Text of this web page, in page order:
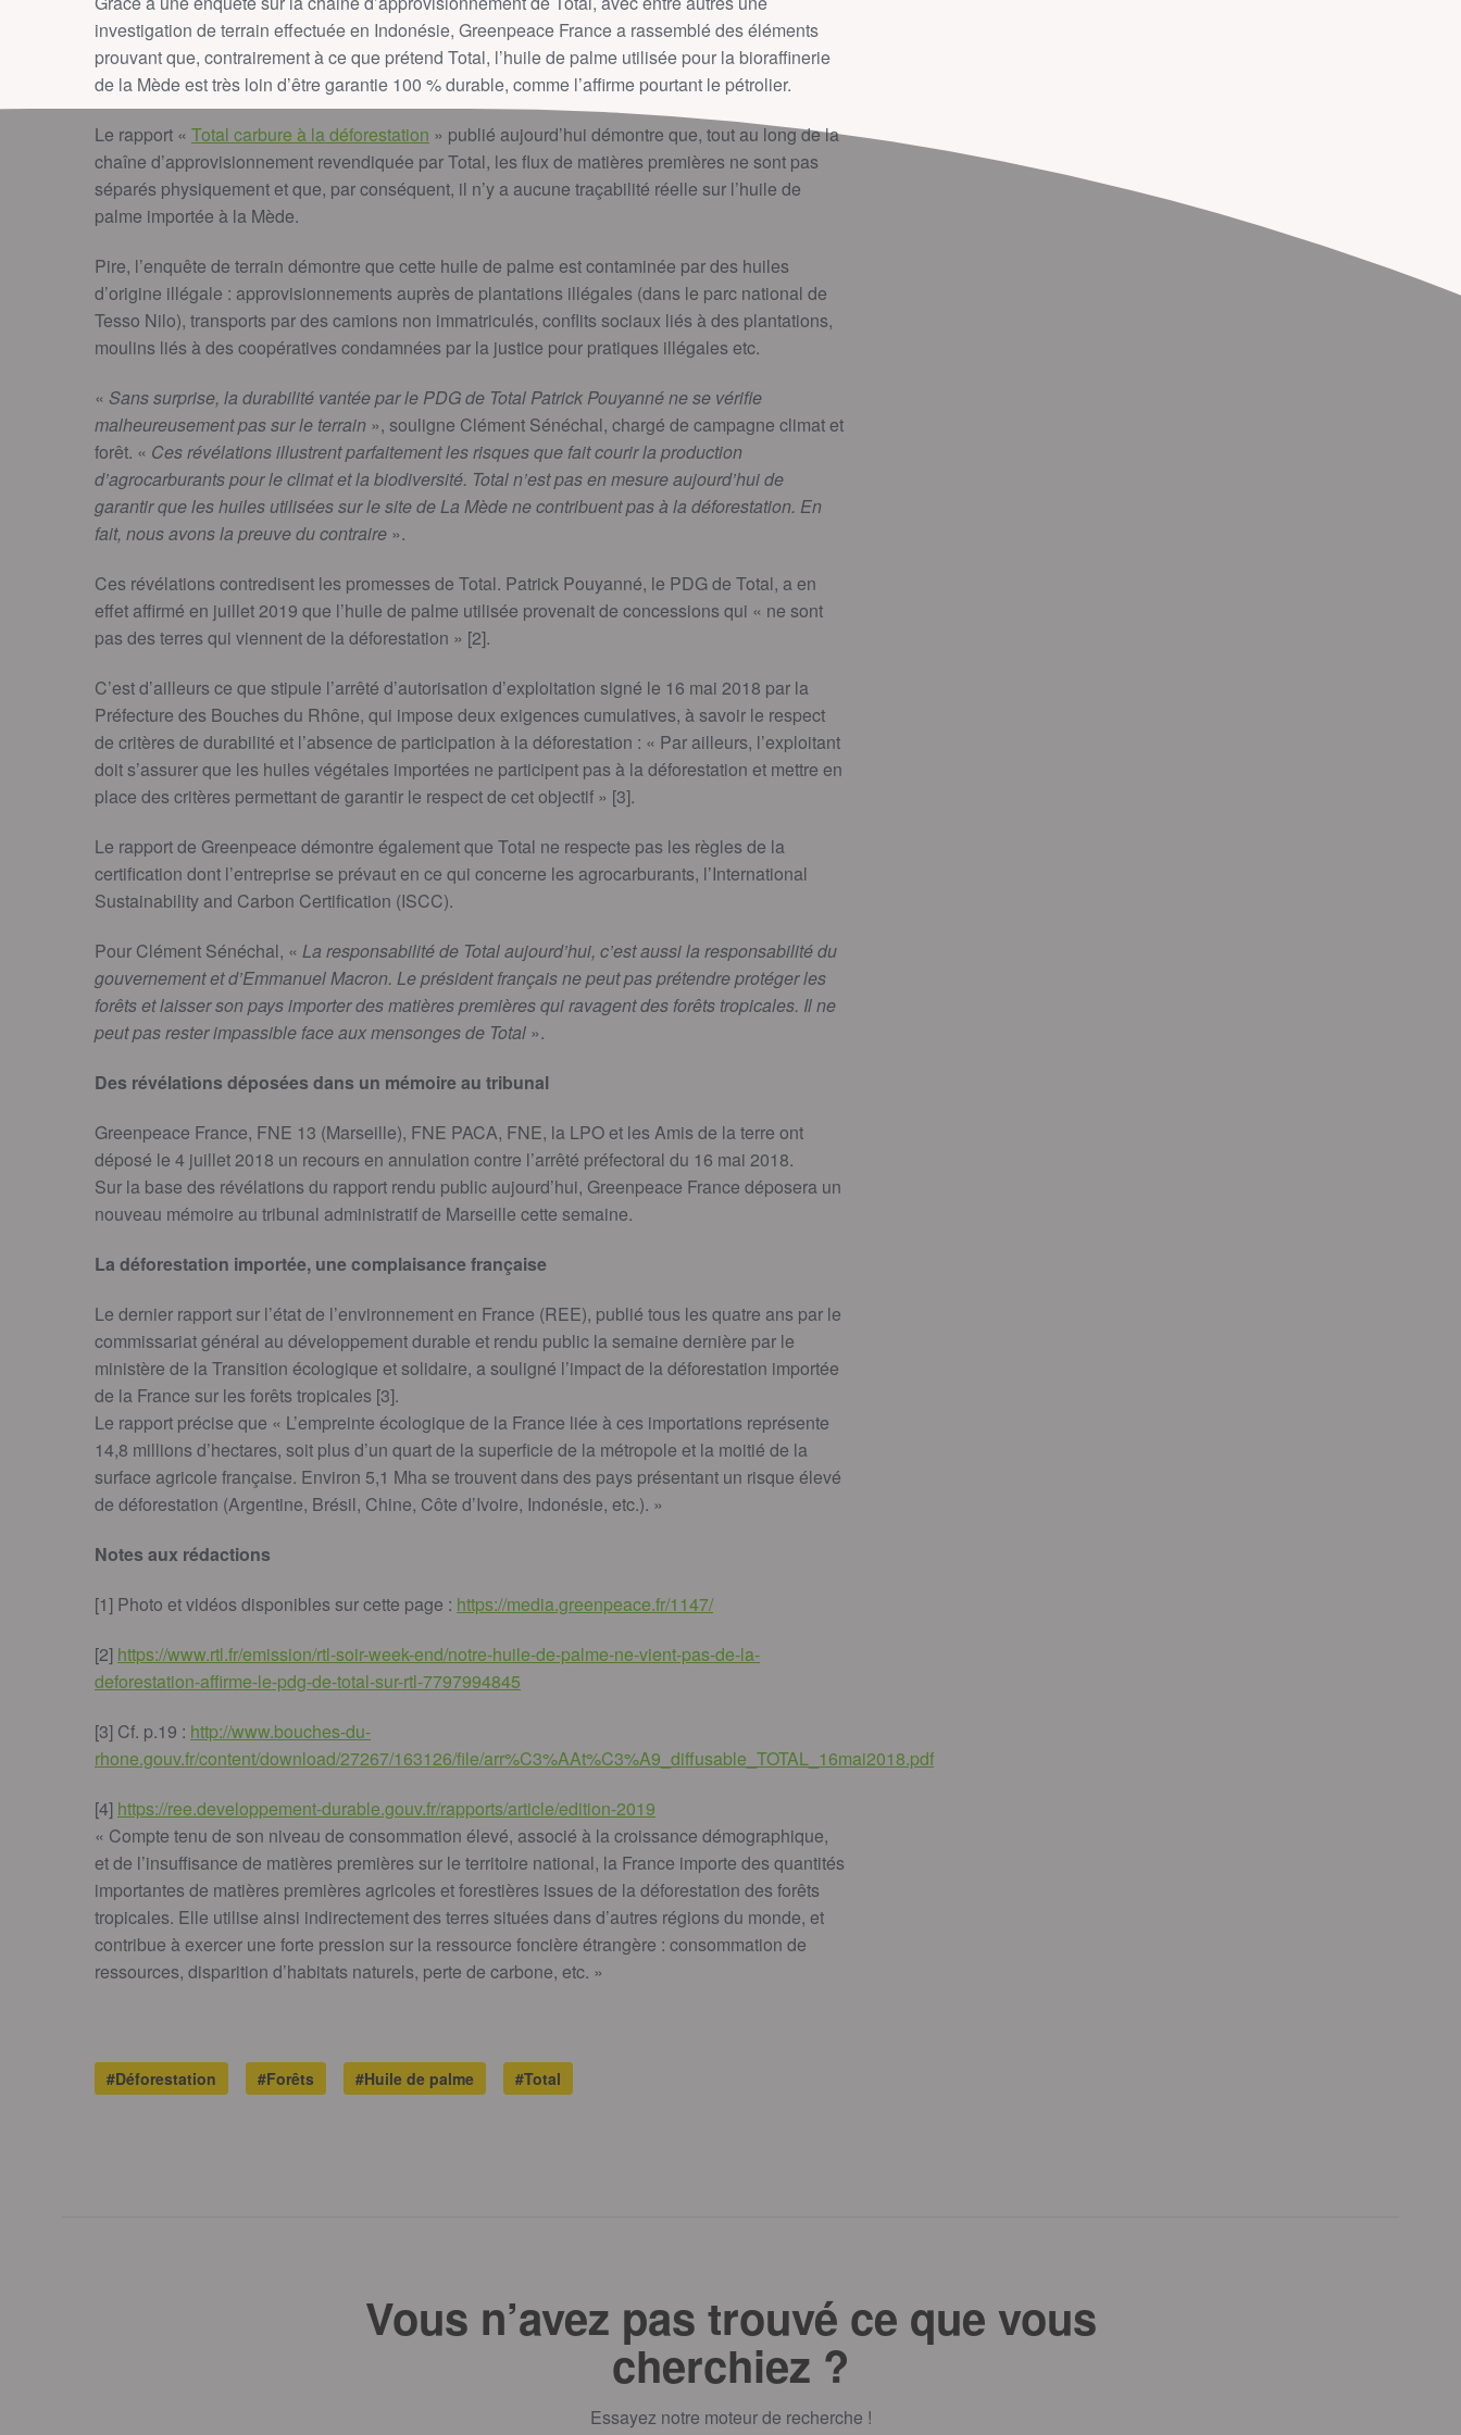
investigation de terrain effectuée en Indonésie, Greenpeace France a rassemblé des éléments
prouvant que, contrairement à ce que prétend Total, l’huile de palme utilisée pour la bioraffinerie
de la Mède est très loin d’être garantie 100 % durable, comme l’affirme pourtant le pétrolier.
Le rapport « Total carbure à la déforestation » publié aujourd’hui démontre que, tout au long de la
chaîne d’approvisionnement revendiquée par Total, les flux de matières premières ne sont pas
séparés physiquement et que, par conséquent, il n’y a aucune traçabilité réelle sur l’huile de
palme importée à la Mède.
Pire, l’enquête de terrain démontre que cette huile de palme est contaminée par des huiles
d’origine illégale : approvisionnements auprès de plantations illégales (dans le parc national de
Tesso Nilo), transports par des camions non immatriculés, conflits sociaux liés à des plantations,
moulins liés à des coopératives condamnées par la justice pour pratiques illégales etc.
« Sans surprise, la durabilité vantée par le PDG de Total Patrick Pouyanné ne se vérifie
malheureusement pas sur le terrain », souligne Clément Sénéchal, chargé de campagne climat et
forêt. « Ces révélations illustrent parfaitement les risques que fait courir la production
d’agrocarburants pour le climat et la biodiversité. Total n’est pas en mesure aujourd’hui de
garantir que les huiles utilisées sur le site de La Mède ne contribuent pas à la déforestation. En
fait, nous avons la preuve du contraire ».
Ces révélations contredisent les promesses de Total. Patrick Pouyanné, le PDG de Total, a en
effet affirmé en juillet 2019 que l’huile de palme utilisée provenait de concessions qui « ne sont
pas des terres qui viennent de la déforestation » [2].
C’est d’ailleurs ce que stipule l’arrêté d’autorisation d’exploitation signé le 16 mai 2018 par la
Préfecture des Bouches du Rhône, qui impose deux exigences cumulatives, à savoir le respect
de critères de durabilité et l’absence de participation à la déforestation : « Par ailleurs, l’exploitant
doit s’assurer que les huiles végétales importées ne participent pas à la déforestation et mettre en
place des critères permettant de garantir le respect de cet objectif » [3].
Le rapport de Greenpeace démontre également que Total ne respecte pas les règles de la
certification dont l’entreprise se prévaut en ce qui concerne les agrocarburants, l’International
Sustainability and Carbon Certification (ISCC).
Pour Clément Sénéchal, « La responsabilité de Total aujourd’hui, c’est aussi la responsabilité du
gouvernement et d’Emmanuel Macron. Le président français ne peut pas prétendre protéger les
forêts et laisser son pays importer des matières premières qui ravagent des forêts tropicales. Il ne
peut pas rester impassible face aux mensonges de Total ».
Des révélations déposées dans un mémoire au tribunal
Greenpeace France, FNE 13 (Marseille), FNE PACA, FNE, la LPO et les Amis de la terre ont
déposé le 4 juillet 2018 un recours en annulation contre l’arrêté préfectoral du 16 mai 2018.
Sur la base des révélations du rapport rendu public aujourd’hui, Greenpeace France déposera un
nouveau mémoire au tribunal administratif de Marseille cette semaine.
La déforestation importée, une complaisance française
Le dernier rapport sur l’état de l’environnement en France (REE), publié tous les quatre ans par le
commissariat général au développement durable et rendu public la semaine dernière par le
ministère de la Transition écologique et solidaire, a souligné l’impact de la déforestation importée
de la France sur les forêts tropicales [3].
Le rapport précise que « L’empreinte écologique de la France liée à ces importations représente
14,8 millions d’hectares, soit plus d’un quart de la superficie de la métropole et la moitié de la
surface agricole française. Environ 5,1 Mha se trouvent dans des pays présentant un risque élevé
de déforestation (Argentine, Brésil, Chine, Côte d’Ivoire, Indonésie, etc.). »
Notes aux rédactions
[1] Photo et vidéos disponibles sur cette page : https://media.greenpeace.fr/1147/
[2] https://www.rtl.fr/emission/rtl-soir-week-end/notre-huile-de-palme-ne-vient-pas-de-la-
deforestation-affirme-le-pdg-de-total-sur-rtl-7797994845
[3] Cf. p.19 : http://www.bouches-du-
rhone.gouv.fr/content/download/27267/163126/file/arr%C3%AAt%C3%A9_diffusable_TOTAL_16mai2018.pdf
[4] https://ree.developpement-durable.gouv.fr/rapports/article/edition-2019
« Compte tenu de son niveau de consommation élevé, associé à la croissance démographique,
et de l’insuffisance de matières premières sur le territoire national, la France importe des quantités
importantes de matières premières agricoles et forestières issues de la déforestation des forêts
tropicales. Elle utilise ainsi indirectement des terres situées dans d’autres régions du monde, et
contribue à exercer une forte pression sur la ressource foncière étrangère : consommation de
ressources, disparition d’habitats naturels, perte de carbone, etc. »
#Déforestation #Forêts #Huile de palme #Total
Vous n’avez pas trouvé ce que vous
cherchiez ?
Essayez notre moteur de recherche !